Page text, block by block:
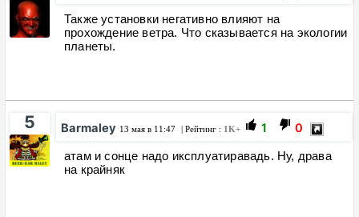
Также установки негативно влияют на
прохождение ветра. Что сказывается на экологии
планеты.
5 Barmaley 13 мая в 11:47 | Рейтинг : 1K+ 1 0
атам и сонце надо иксплуатиравадь. Ну, драва
на крайняк